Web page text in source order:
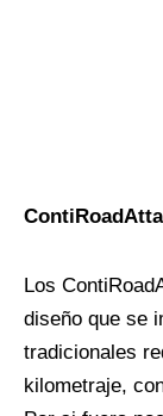
Los
diseño que se
tradicionales
kilometraje,